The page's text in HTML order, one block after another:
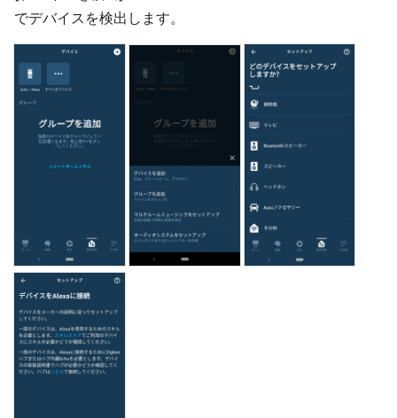
でデバイスを検出します。